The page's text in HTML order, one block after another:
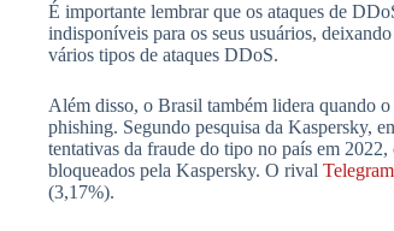
É importante lembrar que os ataques de
indisponíveis para os seus usuários,
vários tipos de ataques DDoS.
Além disso, o Brasil também lidera quando
phishing. Segundo pesquisa da Kaspersky,
tentativas da fraude do tipo no país em
bloqueados pela Kaspersky. O rival Telegram
(3,17%).